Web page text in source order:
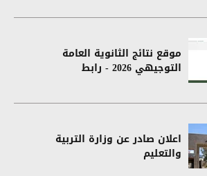
موقع نتائج الثانوية العامة
التوجيهي 2026 - رابط
اعلان صادر عن وزارة التربية
والتعليم